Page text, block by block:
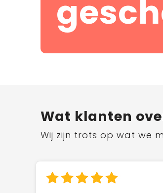
Wat klanten
Wij zijn trots op wat we